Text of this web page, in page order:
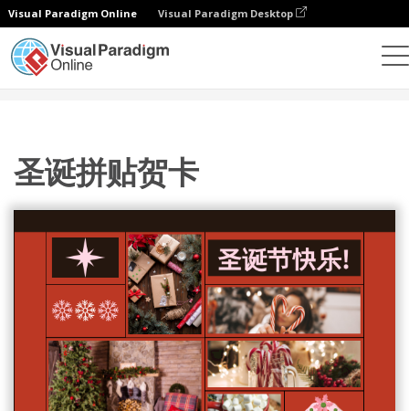
Visual Paradigm Online Visual Paradigm Desktop
圣诞拼贴贺卡